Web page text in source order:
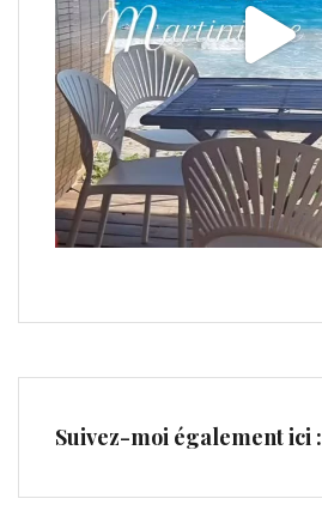
Suivez-moi également ici :